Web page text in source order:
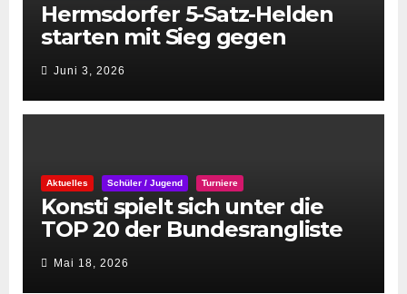
Hermsdorfer 5-Satz-Helden
starten mit Sieg gegen
Spintastics in den STC 2026
Juni 3, 2026
Aktuelles Schüler / Jugend Turniere
Konsti spielt sich unter die
TOP 20 der Bundesrangliste
👏Mai 18, 2026